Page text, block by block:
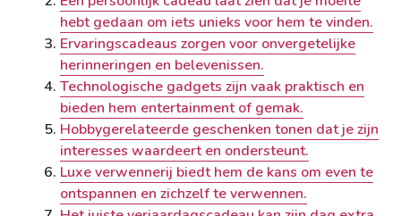
hebt gedaan om iets unieks voor hem te vinden.
Ervaringscadeaus zorgen voor onvergetelijke
herinneringen en belevenissen.
Technologische gadgets zijn vaak praktisch en
bieden hem entertainment of gemak.
Hobbygerelateerde geschenken tonen dat je zijn
interesses waardeert en ondersteunt.
Luxe verwennerij biedt hem de kans om even te
ontspannen en zichzelf te verwennen.